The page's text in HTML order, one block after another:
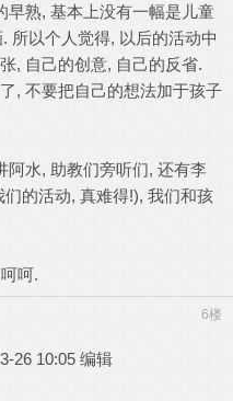
早熟, 基本上没有一幅是儿童
所以个人觉得, 以后的活动中
, 自己的创意, 自己的反省.
, 不要把自己的想法加于孩子
阿水, 助教们旁听们, 还有李
的活动, 真难得!), 我们和孩
呵.
6楼
26 10:05 编辑